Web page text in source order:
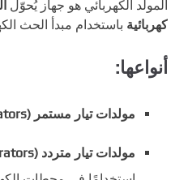
المولد الكهربائي هو جهاز يُحوّل
كهربائية باستخدام مبدأ الحث
أنواعها:
مولدات تيار مستمر (DC Generators)
مولدات تيار متردد (AC Generators)